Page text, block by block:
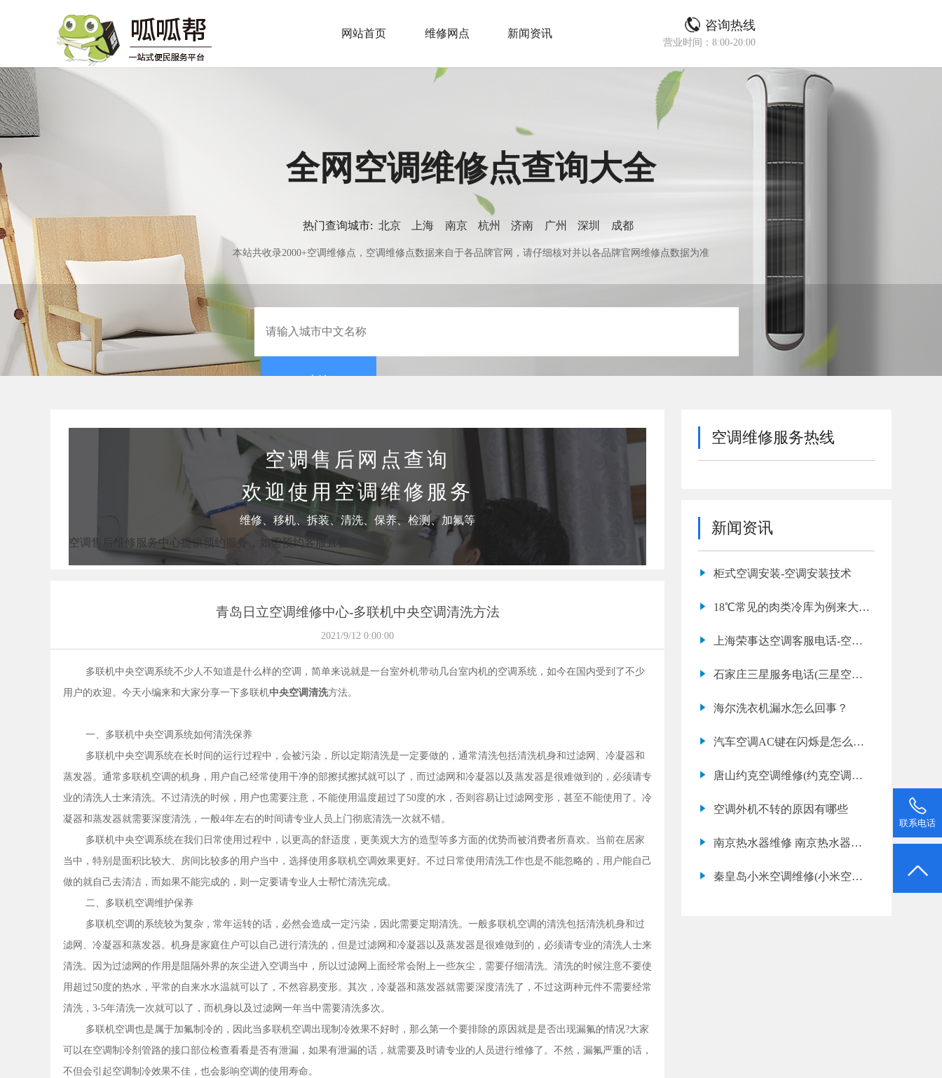
网站首页 维修网点 新闻资讯
咨询热线
营业时间：8:00-20:00
全网空调维修点查询大全
热门查询城市: 北京 上海 南京 杭州 济南 广州 深圳 成都
本站共收录2000+空调维修点，空调维修点数据来自于各品牌官网，请仔细核对并以各品牌官网维修点数据为准
空调售后网点查询
欢迎使用空调维修服务
维修、移机、拆装、清洗、保养、检测、加氟等
空调售后维修服务中心提供预约服务，如需预约客服直拨：
青岛日立空调维修中心-多联机中央空调清洗方法
2021/9/12 0:00:00
多联机中央空调系统不少人不知道是什么样的空调，简单来说就是一台室外机带动几台室内机的空调系统，如今在国内受到了不少
用户的欢迎。今天小编来和大家分享一下多联机中央空调清洗方法。
一、多联机中央空调系统如何清洗保养
多联机中央空调系统在长时间的运行过程中，会被污染，所以定期清洗是一定要做的，通常清洗包括清洗机身和过滤网、冷凝器和
蒸发器。通常多联机空调的机身，用户自己经常使用干净的部擦拭擦拭就可以了，而过滤网和冷凝器以及蒸发器是很难做到的，必须请专
业的清洗人士来清洗。不过清洗的时候，用户也需要注意，不能使用温度超过了50度的水，否则容易让过滤网变形，甚至不能使用了。冷
凝器和蒸发器就需要深度清洗，一般4年左右的时间请专业人员上门彻底清洗一次就不错。
多联机中央空调系统在我们日常使用过程中，以更高的舒适度，更美观大方的造型等多方面的优势而被消费者所喜欢。当前在居家
当中，特别是面积比较大、房间比较多的用户当中，选择使用多联机空调效果更好。不过日常使用清洗工作也是不能忽略的，用户能自己
做的就自己去清洁，而如果不能完成的，则一定要请专业人士帮忙清洗完成。
二、多联机空调维护保养
多联机空调的系统较为复杂，常年运转的话，必然会造成一定污染，因此需要定期清洗。一般多联机空调的清洗包括清洗机身和过
滤网、冷凝器和蒸发器。机身是家庭住户可以自己进行清洗的，但是过滤网和冷凝器以及蒸发器是很难做到的，必须请专业的清洗人士来
清洗。因为过滤网的作用是阻隔外界的灰尘进入空调当中，所以过滤网上面经常会附上一些灰尘，需要仔细清洗。清洗的时候注意不要使
用超过50度的热水，平常的自来水水温就可以了，不然容易变形。其次，冷凝器和蒸发器就需要深度清洗了，不过这两种元件不需要经常
清洗，3-5年清洗一次就可以了，而机身以及过滤网一年当中需要清洗多次。
多联机空调也是属于加氟制冷的，因此当多联机空调出现制冷效果不好时，那么第一个要排除的原因就是是否出现漏氟的情况?大家
可以在空调制冷剂管路的接口部位检查看看是否有泄漏，如果有泄漏的话，就需要及时请专业的人员进行维修了。不然，漏氟严重的话，
不但会引起空调制冷效果不佳，也会影响空调的使用寿命。
空调维修服务热线
新闻资讯
柜式空调安装-空调安装技术
18℃常见的肉类冷库为例来大概
上海荣事达空调客服电话-空调
石家庄三星服务电话(三星空调
海尔洗衣机漏水怎么回事？
汽车空调AC键在闪烁是怎么的
唐山约克空调维修(约克空调故
空调外机不转的原因有哪些
南京热水器维修 南京热水器维
秦皇岛小米空调维修(小米空调
联系电话